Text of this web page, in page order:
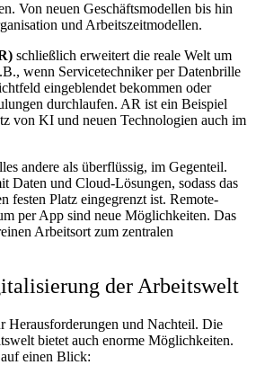
Von neuen Geschäftsmodellen bis hin
und Arbeitszeitmodellen.
schließlich erweitert die reale Welt um
wenn Servicetechniker per Datenbrille
eingeblendet bekommen oder
durchlaufen. AR ist ein Beispiel
von KI und neuen Technologien auch im
andere als überflüssig, im Gegenteil.
Daten und Cloud-Lösungen, sodass das
festen Platz eingegrenzt ist. Remote-
per App sind neue Möglichkeiten. Das
Arbeitsort zum zentralen
der Arbeitswelt
Herausforderungen und Nachteil. Die
bietet auch enorme Möglichkeiten.
einen Blick: